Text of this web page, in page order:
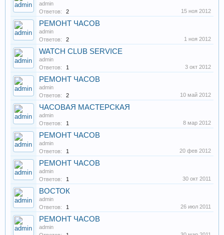
admin
Ответов:
2 15 ноя 2012
РЕМОНТ ЧАСОВ
admin
Ответов:
2 1 ноя 2012
WATCH CLUB SERVICE
admin
Ответов:
1 3 окт 2012
РЕМОНТ ЧАСОВ
admin
Ответов:
2 10 май 2012
ЧАСОВАЯ МАСТЕРСКАЯ
admin
Ответов:
1 8 мар 2012
РЕМОНТ ЧАСОВ
admin
Ответов:
1 20 фев 2012
РЕМОНТ ЧАСОВ
admin
Ответов:
1 30 окт 2011
ВОСТОК
admin
Ответов:
1 26 июл 2011
РЕМОНТ ЧАСОВ
admin